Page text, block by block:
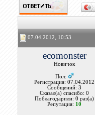
07.04.2012, 10:53
ecomonster
Новичок
Пол:
Регистрация: 07.04.2012
Сообщений: 3
Сказал(а) спасибо: 0
Поблагодарили: 0 раз(а)
Репутация: 10